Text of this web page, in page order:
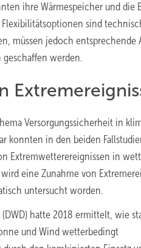
ihre Wärmespeicher und
sind
müssen jedoch
werden.
Versorgungssicherheit in
konnten in den beiden
Extremwetterereignissen in
eine Zunahme von
untersucht worden.
hatte 2018 ermittelt, wie
und Wind wetterbedingt